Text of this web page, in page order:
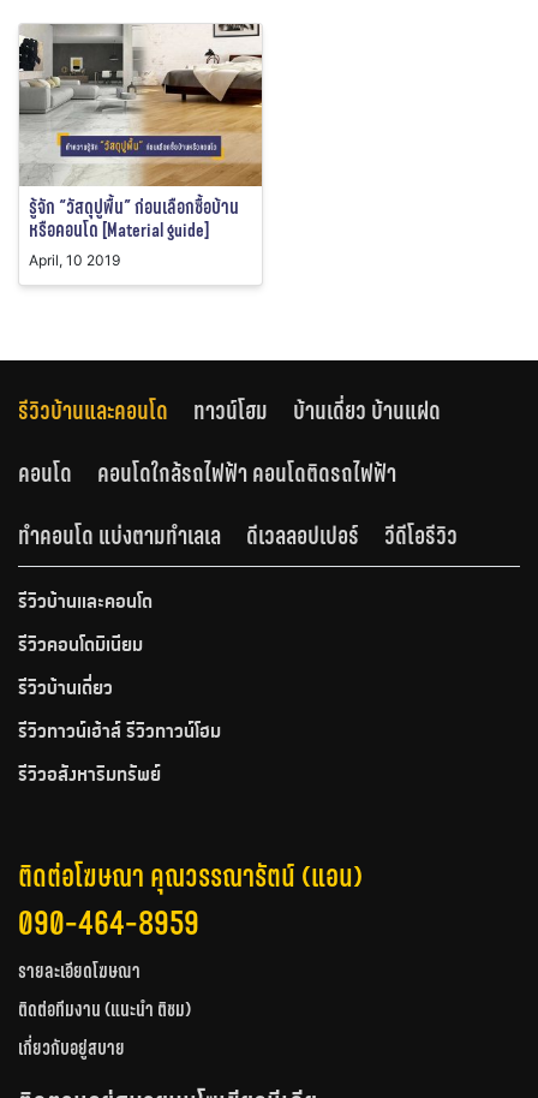
รู้จัก “วัสดุปูพื้น” ก่อนเลือกซื้อบ้าน
หรือคอนโด [Material guide]
April, 10 2019
รีวิวบ้านและคอนโด ทาวน์โฮม
บ้านเดี่ยว บ้านแฝด
คอนโด
คอนโดใกล้รถไฟฟ้า คอนโดติดรถไฟฟ้า
ทำคอนโด แบ่งตามทำเลเล
ดีเวลลอปเปอร์ วีดีโอรีวิว
รีวิวบ้านและคอนโด
รีวิวคอนโดมิเนียม
รีวิวบ้านเดี่ยว
รีวิวทาวน์เฮ้าส์ รีวิวทาวน์โฮม
รีวิวอสังหาริมทรัพย์
ติดต่อโฆษณา คุณวรรณารัตน์ (แอน)
090-464-8959
รายละเอียดโฆษณา
ติดต่อทีมงาน (แนะนำ ติชม)
เกี่ยวกับอยู่สบาย